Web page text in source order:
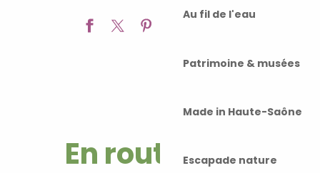
Au fil de l'eau
Patrimoine & musées
Made in Haute-Saône
Escapade nature
Ajouter
En route pour